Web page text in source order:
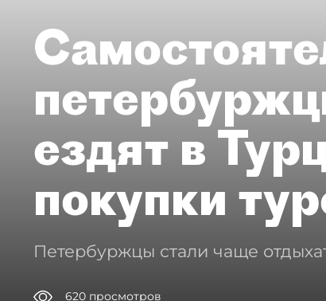
ездят в
покупки
Петербуржцы стали чаще
620 просмотров